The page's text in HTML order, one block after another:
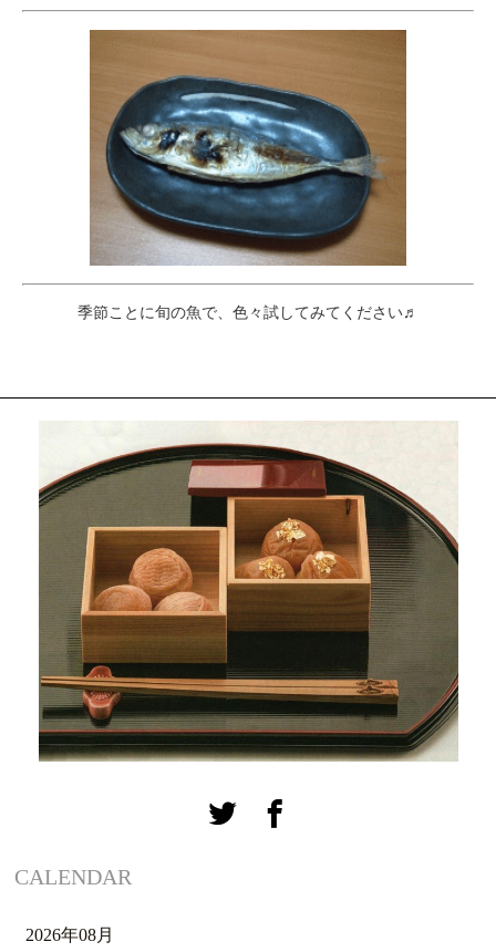
季節ことに旬の魚で、色々試してみてください♬
CALENDAR
2026年08月